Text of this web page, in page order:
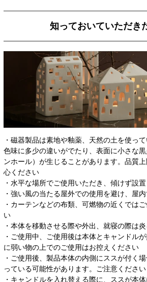
知っておいていただき
・磁器製品は素地や釉薬、天然の土を使っ
色味に多少の違いがでたり、表面に小さな
ンホール）が生じることがあります。品質
心ください
・水平な場所でご使用いただき、傾けず設
・強い風の当たる屋外での使用を避け、屋
・カーテンなどの布類、可燃物の近くでは
い
・本体を移動させる際や外出、就寝の際は
・ご使用中、ご使用後は本体とキャンドル
に弱い物の上でのご使用はお控えください
・ご使用後、製品本体の内側にススが付く
っている可能性があります。ご注意ください
・キャンドルを入れ替える際に、ススが本